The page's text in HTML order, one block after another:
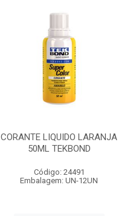
CORANTE LIQUIDO LARANJA
50ML TEKBOND
Código: 24491
Embalagem: UN-12UN